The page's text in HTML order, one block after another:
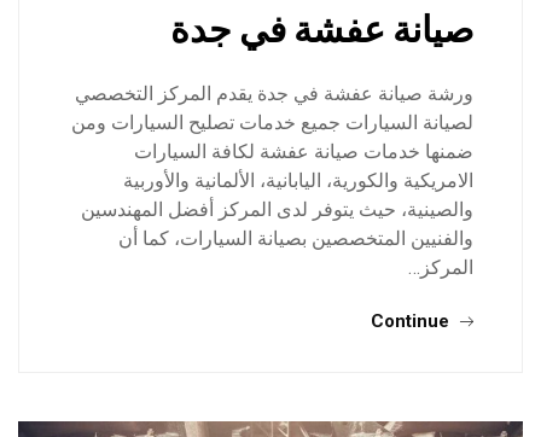
صيانة عفشة في جدة
ورشة صيانة عفشة في جدة يقدم المركز التخصصي
لصيانة السيارات جميع خدمات تصليح السيارات ومن
ضمنها خدمات صيانة عفشة لكافة السيارات
الامريكية والكورية، اليابانية، الألمانية والأوربية
والصينية، حيث يتوفر لدى المركز أفضل المهندسين
والفنيين المتخصصين بصيانة السيارات، كما أن
المركز…
Continue